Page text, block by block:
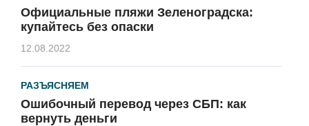
Официальные пляжи Зеленоградска:
купайтесь без опаски
12.08.2022
РАЗЪЯСНЯЕМ
Ошибочный перевод через СБП: как
вернуть деньги